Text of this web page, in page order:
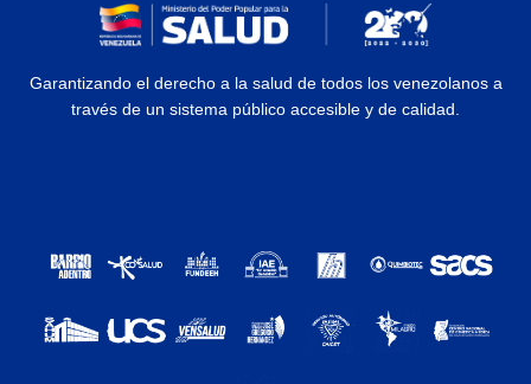
Garantizando el derecho a la salud de todos los venezolanos a
través de un sistema público accesible y de calidad.